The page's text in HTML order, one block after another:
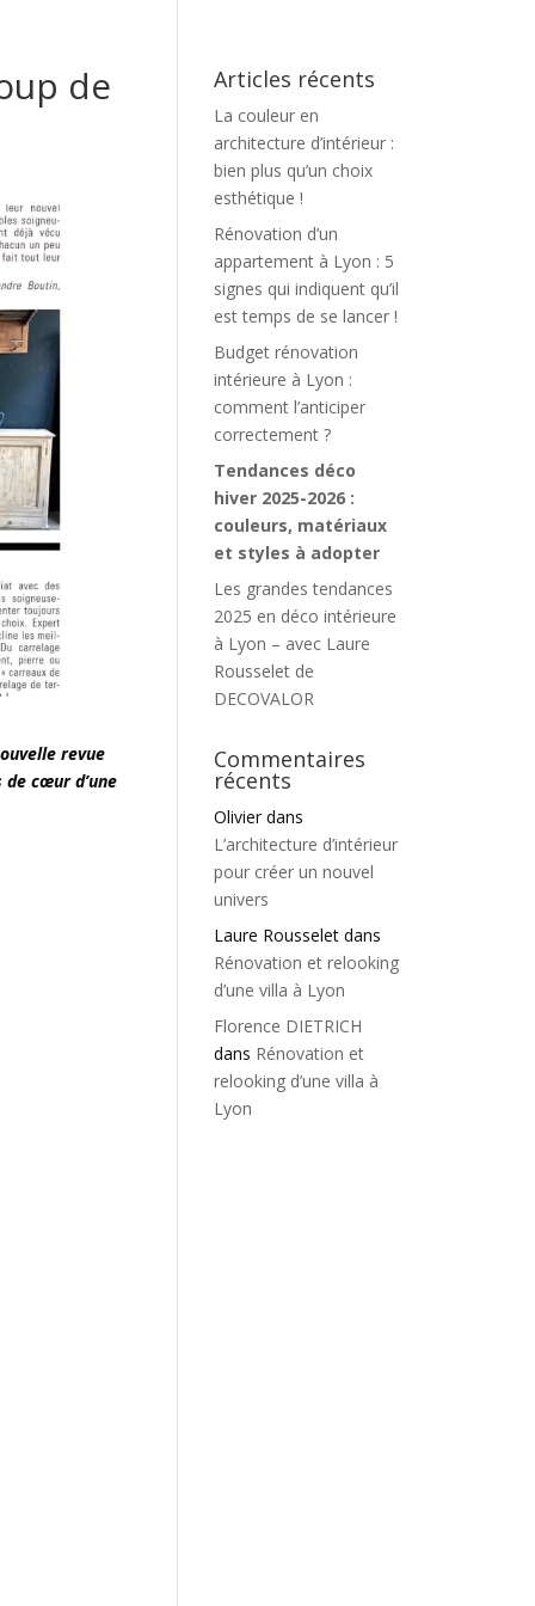
de
revue
de cœur d’une
Articles récents
La couleur en
architecture d’intérieur :
bien plus qu’un choix
esthétique !
Rénovation d’un
appartement à Lyon : 5
signes qui indiquent qu’il
est temps de se lancer !
Budget rénovation
intérieure à Lyon :
comment l’anticiper
correctement ?
Tendances déco
hiver 2025-2026 :
couleurs, matériaux
et styles à adopter
Les grandes tendances
2025 en déco intérieure
à Lyon – avec Laure
Rousselet de
DECOVALOR
Commentaires
récents
Olivier dans
L’architecture d’intérieur
pour créer un nouvel
univers
Laure Rousselet dans
Rénovation et relooking
d’une villa à Lyon
Florence DIETRICH
dans Rénovation et
relooking d’une villa à
Lyon